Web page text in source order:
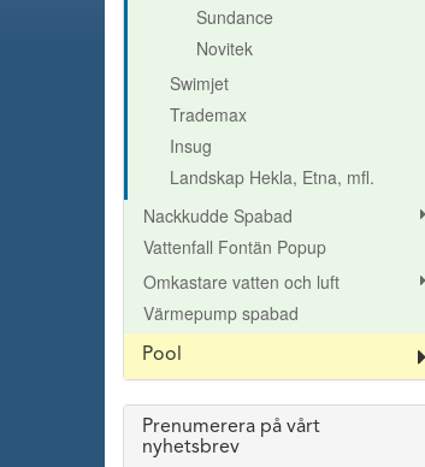
Sundance
Novitek
Swimjet
Trademax
Insug
Landskap Hekla, Etna, mfl.
Nackkudde Spabad
Vattenfall Fontän Popup
Omkastare vatten och luft
Värmepump spabad
Pool
Prenumerera på vårt
nyhetsbrev